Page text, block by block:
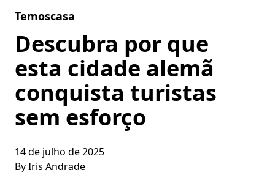
Temoscasa
Descubra por que
esta cidade alemã
conquista turistas
sem esforço
14 de julho de 2025
ByIris Andrade